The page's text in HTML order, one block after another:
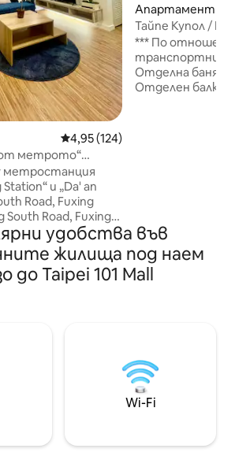
Средна оценка: 4,95 от 5,
4,95 (124)
метрото“
стая
метростанция
и „Da' an
Road, Fuxing
South Road, Fuxing
Business District,
District, Taipei Arena,
Wenchu Park,
Полицейски
етаж, добра
до болница Renai,
Hongen,
Taipei Changgeng
Апартамент –
Тайпе Купол /
Месечно (D)
*** По
Отделна баня,
Отделен балкон
центрове на
са на
дизайнерска и
избор за
кабелна
климатик,
хавлия за баня,
чайник, хладилник Други неща,
удобства във
жилища под наем
до Taipei 101 Mall
Wi-Fi